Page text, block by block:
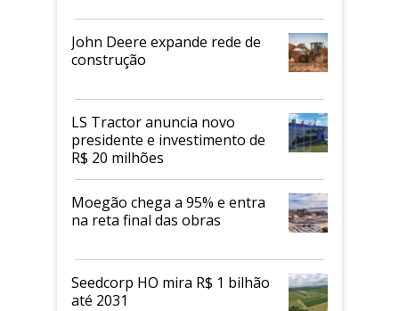
John Deere expande rede de
construção
LS Tractor anuncia novo
presidente e investimento de
R$ 20 milhões
Moegão chega a 95% e entra
na reta final das obras
Seedcorp HO mira R$ 1 bilhão
até 2031